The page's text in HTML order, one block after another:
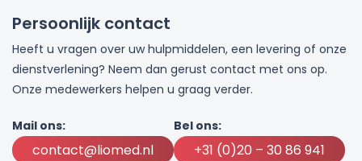
Persoonlijk contact
Heeft u vragen over uw hulpmiddelen, een levering of onze
dienstverlening? Neem dan gerust contact met ons op.
Onze medewerkers helpen u graag verder.
Mail ons:
contact@liomed.nl
Bel ons:
+31 (0)20 – 30 86 941